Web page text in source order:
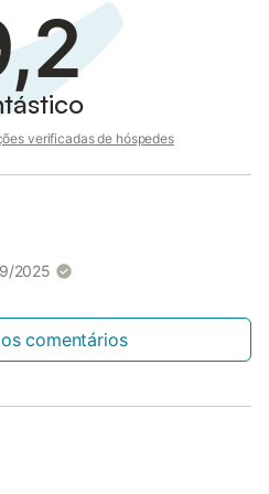
verificadas de hóspedes
2025
comentários